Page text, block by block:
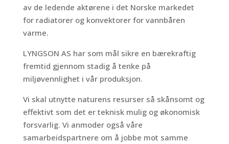
av de ledende aktørene i det Norske markedet
for radiatorer og konvektorer for vannbåren
varme.
LYNGSON AS har som mål sikre en bærekraftig
fremtid gjennom stadig å tenke på
miljøvennlighet i vår produksjon.
Vi skal utnytte naturens resurser så skånsomt og
effektivt som det er teknisk mulig og økonomisk
forsvarlig. Vi anmoder også våre
samarbeidspartnere om å jobbe mot samme